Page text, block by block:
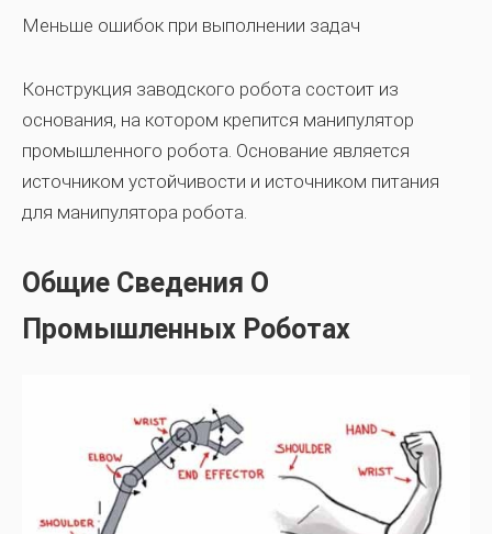
Меньше ошибок при выполнении задач
Конструкция заводского робота состоит из
основания, на котором крепится манипулятор
промышленного робота. Основание является
источником устойчивости и источником питания
для манипулятора робота.
Общие Сведения О
Промышленных Роботах